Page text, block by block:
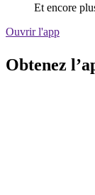
Et encore
Ouvrir l'app
Obtenez